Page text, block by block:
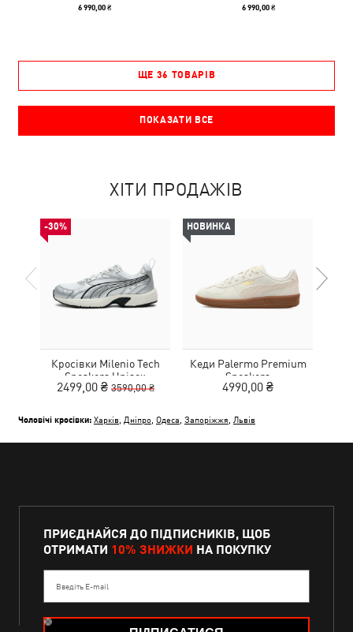
6 990,00 ₴ 6 990,00 ₴
ЩЕ 36 ТОВАРІВ
ПОКАЗАТИ ВСЕ
ХІТИ ПРОДАЖІВ
-30%
Кросівки Milenio Tech
Sneakers Unisex
2499,00 ₴ 3590,00 ₴
НОВИНКА
Кеди Palermo Premium
Sneakers
4990,00 ₴
Чоловічі кросівки: Харків Дніпро Одеса Запоріжжя Львів
ПРИЄДНАЙСЯ ДО ПІДПИСНИКІВ, ЩОБ
ОТРИМАТИ 10% ЗНИЖКИ НА ПОКУПКУ
Введіть E-mail